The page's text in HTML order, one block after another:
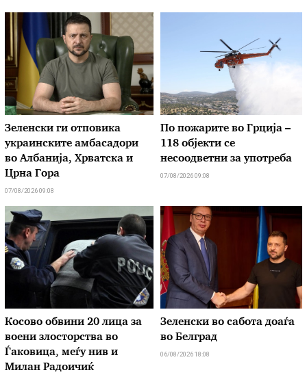
Зеленски ги отповика
украинските амбасадори
во Албанија, Хрватска и
Црна Гора
07/08/2026 09:08
По пожарите во Грција –
118 објекти се
несоодветни за употреба
07/08/2026 09:08
Косово обвини 20 лица за
воени злосторства во
Ѓаковица, меѓу нив и
Милан Радоичиќ
Зеленски во сабота доаѓа
во Белград
06/08/2026 18:08